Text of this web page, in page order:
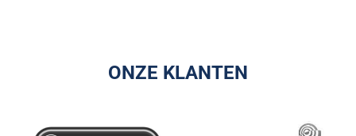
ONZE KLANTEN